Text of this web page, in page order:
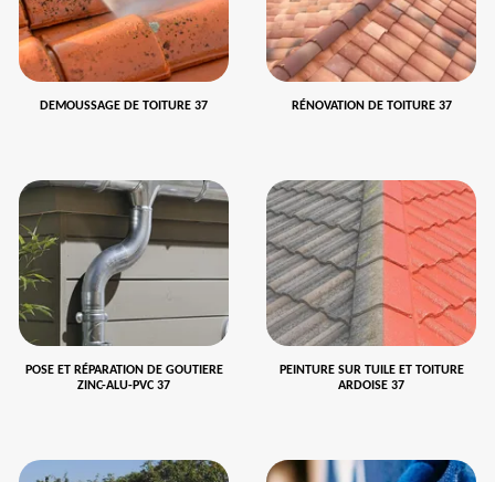
DEMOUSSAGE DE TOITURE 37 RÉNOVATION DE TOITURE 37
POSE ET RÉPARATION DE GOUTIERE
ZINC-ALU-PVC 37
PEINTURE SUR TUILE ET TOITURE
ARDOISE 37